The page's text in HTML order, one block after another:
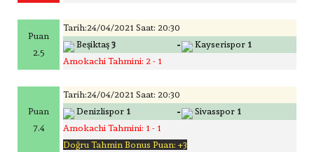
Puan
2.5
Tarih:24/04/2021 Saat: 20:30
Beşiktaş 3 - Kayserispor 1
Amokachi Tahmini: 2 - 1
Puan
7.4
Tarih:24/04/2021 Saat: 20:30
Denizlispor 1 - Sivasspor 1
Amokachi Tahmini: 1 - 1
Doğru Tahmin Bonus Puan: +3